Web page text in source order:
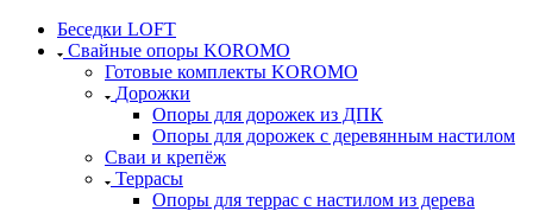
Беседки LOFT
Свайные опоры KOROMO
Готовые комплекты KOROMO
Дорожки
Опоры для дорожек из ДПК
Опоры для дорожек с деревянным настилом
Сваи и крепёж
Террасы
Опоры для террас с настилом из дерева